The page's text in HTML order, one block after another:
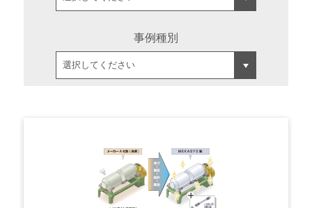
事例種別